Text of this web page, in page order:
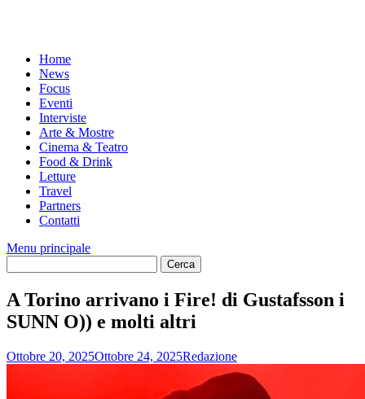
Home
News
Focus
Eventi
Interviste
Arte & Mostre
Cinema & Teatro
Food & Drink
Letture
Travel
Partners
Contatti
Menu principale
A Torino arrivano i Fire! di Gustafsson i
SUNN O)) e molti altri
Ottobre 20, 2025Ottobre 24, 2025Redazione